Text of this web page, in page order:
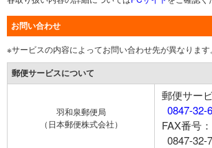
お問い合わせ
※サービスの内容によってお問い合わせ先が異なります。
郵便サービスについて
羽和泉郵便局
（日本郵便株式会社）
郵便サー
0847-32-
FAX番号：
0847-32-